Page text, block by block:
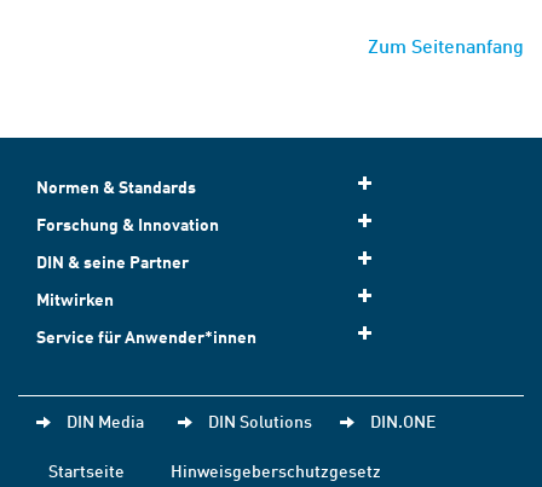
Zum Seitenanfang
Normen & Standards
Forschung & Innovation
DIN & seine Partner
Mitwirken
Service für Anwender*innen
DIN Media DIN Solutions DIN.ONE
Startseite
Hinweisgeberschutzgesetz